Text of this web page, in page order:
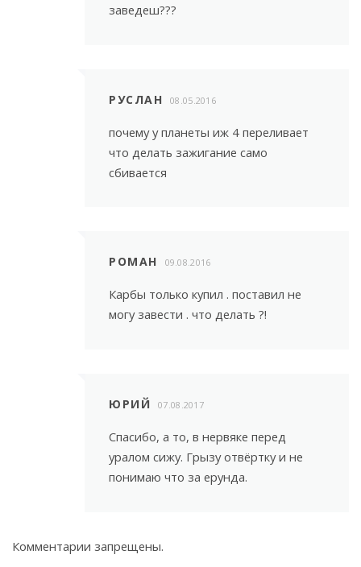
заведеш???
РУСЛАН 08.05.2016
почему у планеты иж 4 переливает
что делать зажигание само
сбивается
РОМАН 09.08.2016
Карбы только купил . поставил не
могу завести . что делать ?!
ЮРИЙ 07.08.2017
Спасибо, а то, в нервяке перед
уралом сижу. Грызу отвёртку и не
понимаю что за ерунда.
Комментарии запрещены.